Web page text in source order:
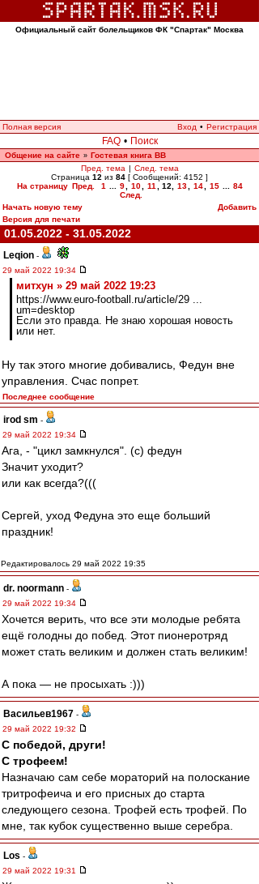
Официальный сайт болельщиков ФК "Спартак" Москва
Полная версия Вход • Регистрация
FAQ • Поиск
Общение на сайте » Гостевая книга ВВ
Пред. тема | След. тема
Страница 12 из 84 [ Сообщений: 4152 ]
На страницу Пред. 1 9 10 11 12 13 14 15
84
След.
Начать новую тему
Добавить
Версия для печати
01.05.2022 - 31.05.2022
Leqion -
29 май 2022 19:34
митхун » 29 май 2022 19:23
https://www.euro-football.ru/article/29 ...
um=desktop
Если это правда. Не знаю хорошая новость
или нет.
Ну так этого многие добивались, Федун вне
управления. Счас попрет.
Последнее сообщение
irod sm -
29 май 2022 19:34
Ага, - "цикл замкнулся". (с) федун
Значит уходит?
или как всегда?(((
Сергей, уход Федуна это еще больший
праздник!
Редактировалось 29 май 2022 19:35
dr. noormann -
29 май 2022 19:34
Хочется верить, что все эти молодые ребята
ещё голодны до побед. Этот пионеротряд
может стать великим и должен стать великим!
А пока — не просыхать :)))
Васильев1967 -
29 май 2022 19:32
С победой, други!
С трофеем!
Назначаю сам себе мораторий на полоскание
тритрофеича и его присных до старта
следующего сезона. Трофей есть трофей. По
мне, так кубок существенно выше серебра.
Los -
29 май 2022 19:31